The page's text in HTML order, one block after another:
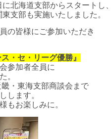
北海道支部からスタートし、
支部も実施いたしました。
の皆様にご参加いただき
・セ・リーグ優勝』
参加者全員に
。
・東海支部商談会まで
します。
もお楽しみに。